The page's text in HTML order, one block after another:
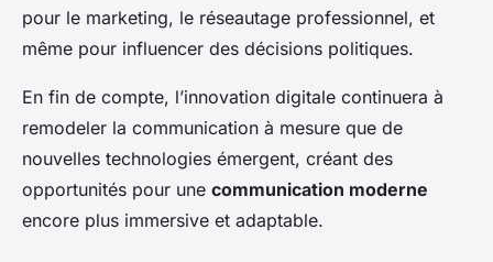
pour le marketing, le réseautage professionnel, et
même pour influencer des décisions politiques.
En fin de compte, l’innovation digitale continuera à
remodeler la communication à mesure que de
nouvelles technologies émergent, créant des
opportunités pour une communication moderne
encore plus immersive et adaptable.